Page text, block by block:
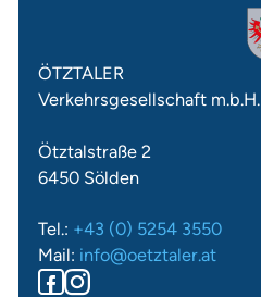
ÖTZTALER
Verkehrsgesellschaft m.b.H.
Ötztalstraße 2
6450 Sölden
Tel.: +43 (0) 5254 3550
Mail: info@oetztaler.at